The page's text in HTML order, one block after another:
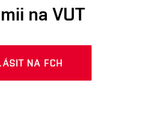
na VUT
NA FCH